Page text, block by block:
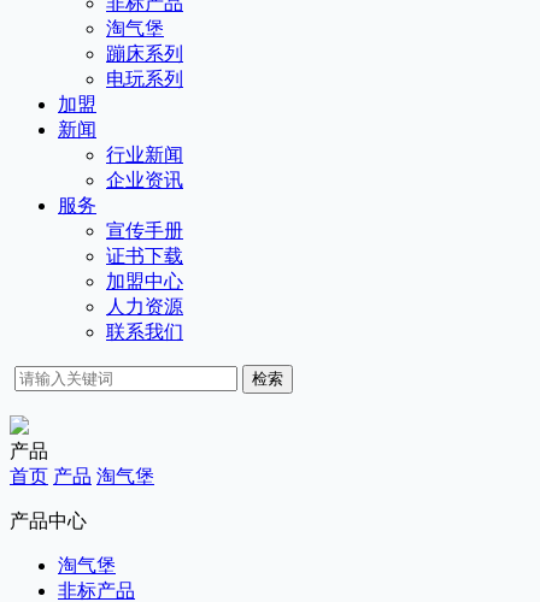
淘气堡
蹦床系列
电玩系列
加盟
新闻
行业新闻
企业资讯
服务
宣传手册
证书下载
加盟中心
人力资源
联系我们
检索
产品
首页 产品 淘气堡
产品中心
淘气堡
非标产品